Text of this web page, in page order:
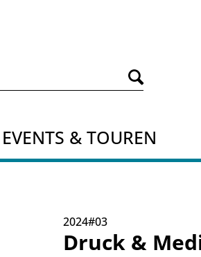
EVENTS & TOUREN
2024#03
Druck &